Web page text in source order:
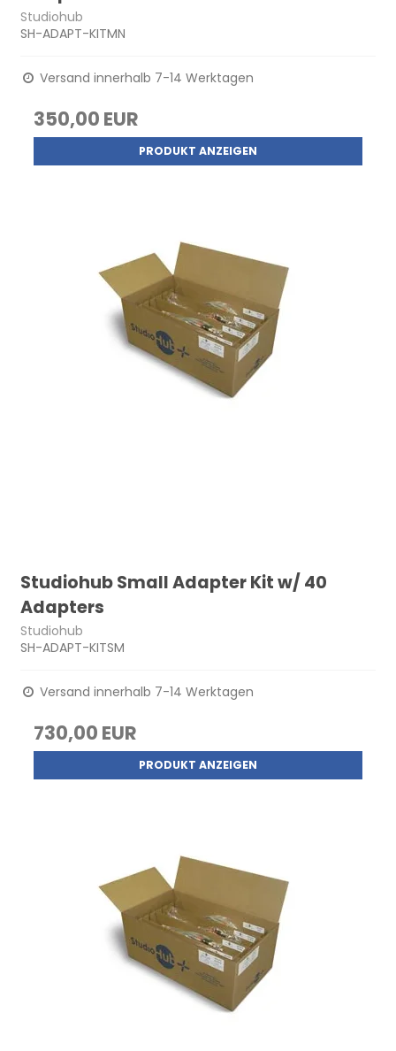
Studiohub
SH-ADAPT-KITMN
Versand innerhalb 7-14 Werktagen
350,00 EUR
PRODUKT ANZEIGEN
Studiohub Small Adapter Kit w/ 40
Adapters
Studiohub
SH-ADAPT-KITSM
Versand innerhalb 7-14 Werktagen
730,00 EUR
PRODUKT ANZEIGEN